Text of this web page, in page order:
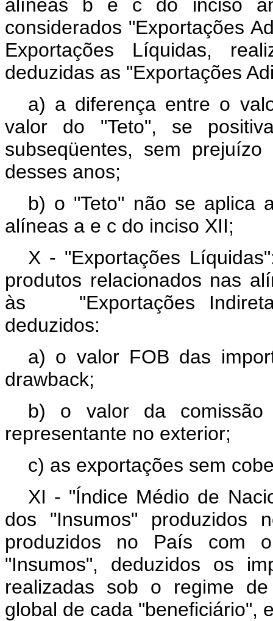
alíneas b e c do inciso
considerados "Exportações
Exportações Líquidas,
deduzidas as "Exportações
a) a diferença entre o
valor do "Teto", se
subseqüentes, sem
desses anos;
b) o "Teto" não se aplica
alíneas a e c do inciso XII;
X - "Exportações
produtos relacionados nas
às "Exportações
deduzidos:
a) o valor FOB das
drawback;
b) o valor da
representante no exterior;
c) as exportações sem
XI - "Índice Médio de
dos "Insumos"
produzidos no País com
"Insumos", deduzidos os
realizadas sob o regime
global de cada "beneficiário",